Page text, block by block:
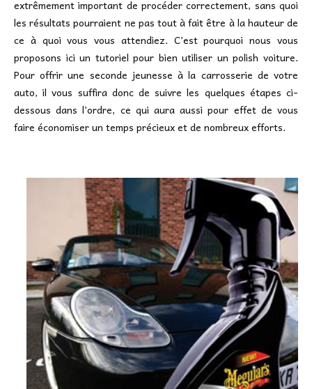
extrêmement important de procéder correctement, sans quoi
les résultats pourraient ne pas tout à fait être à la hauteur de
ce à quoi vous vous attendiez. C’est pourquoi nous vous
proposons ici un tutoriel pour bien utiliser un polish voiture.
Pour offrir une seconde jeunesse à la carrosserie de votre
auto, il vous suffira donc de suivre les quelques étapes ci-
dessous dans l’ordre, ce qui aura aussi pour effet de vous
faire économiser un temps précieux et de nombreux efforts.